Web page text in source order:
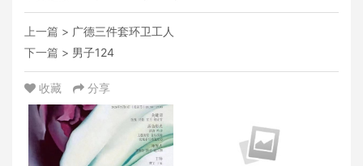
上一篇 > 广德三件套环卫工人
下一篇 > 男子124
收藏 分享